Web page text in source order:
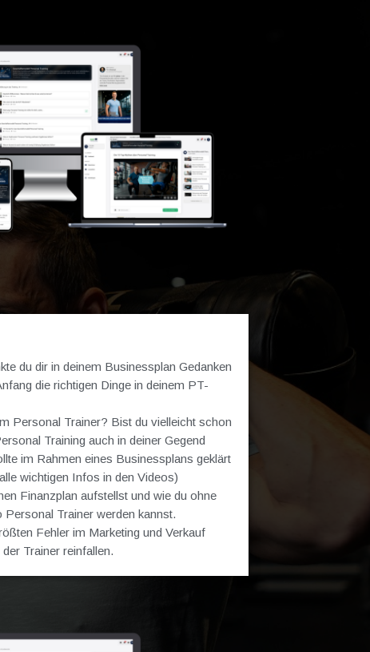
du dir in deinem Businessplan Gedanken
die richtigen Dinge in deinem PT-
Personal Trainer? Bist du vielleicht schon
Training auch in deiner Gegend
im Rahmen eines Businessplans geklärt
wichtigen Infos in den Videos)
Finanzplan aufstellst und wie du ohne
Trainer werden kannst.
Fehler im Marketing und Verkauf
Trainer reinfallen.